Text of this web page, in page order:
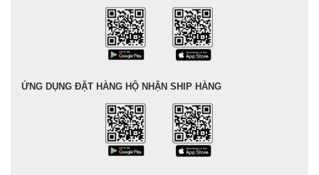
ỨNG DỤNG ĐẶT HÀNG HỘ NHẬN SHIP HÀNG